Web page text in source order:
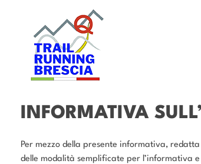
INFORMATIVA
Per mezzo della presente informativa,
delle modalità semplificate per l’informativa